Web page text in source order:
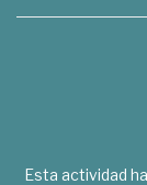
Esta actividad